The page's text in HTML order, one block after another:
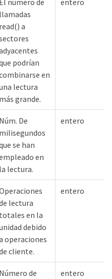
El número de
llamadas
read() a
podrían
en
lectura
más grande.
entero
Núm. De
milisegundos
se han
en
la lectura.
entero
lectura
totales en la
debido
operaciones
cliente.
entero
Número de
entero